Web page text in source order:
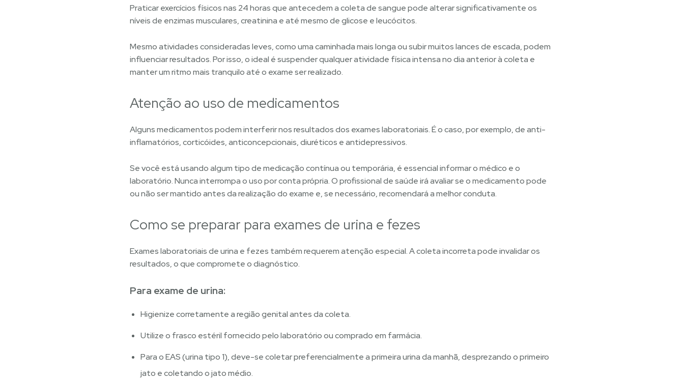
Praticar exercícios físicos nas 24 horas que antecedem a coleta de sangue pode alterar significativamente os
níveis de enzimas musculares, creatinina e até mesmo de glicose e leucócitos.
Mesmo atividades consideradas leves, como uma caminhada mais longa ou subir muitos lances de escada, podem
influenciar resultados. Por isso, o ideal é suspender qualquer atividade física intensa no dia anterior à coleta e
manter um ritmo mais tranquilo até o exame ser realizado.
Atenção ao uso de medicamentos
Alguns medicamentos podem interferir nos resultados dos exames laboratoriais. É o caso, por exemplo, de anti-
inflamatórios, corticóides, anticoncepcionais, diuréticos e antidepressivos.
Se você está usando algum tipo de medicação contínua ou temporária, é essencial informar o médico e o
laboratório. Nunca interrompa o uso por conta própria. O profissional de saúde irá avaliar se o medicamento pode
ou não ser mantido antes da realização do exame e, se necessário, recomendará a melhor conduta.
Como se preparar para exames de urina e fezes
Exames laboratoriais de urina e fezes também requerem atenção especial. A coleta incorreta pode invalidar os
resultados, o que compromete o diagnóstico.
Para exame de urina:
Higienize corretamente a região genital antes da coleta.
Utilize o frasco estéril fornecido pelo laboratório ou comprado em farmácia.
Para o EAS (urina tipo 1), deve-se coletar preferencialmente a primeira urina da manhã, desprezando o primeiro
jato e coletando o jato médio.